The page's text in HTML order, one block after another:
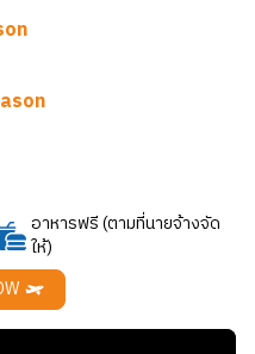
อาหารฟรี (ตามที่นายจ้างจัด
ให้)